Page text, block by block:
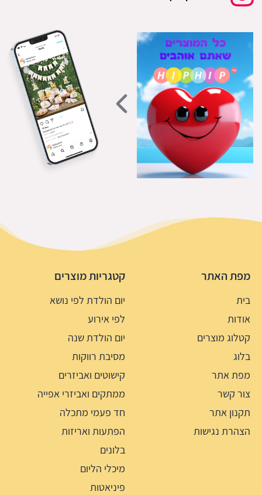
מפת האתר
בית
אודות
קטלוג מוצרים
בלוג
מפת אתר
צור קשר
תקנון אתר
הצהרת נגישות
קטגריות מוצרים
יום הולדת לפי נושא
לפי אירוע
יום הולדת שנה
מסיבת רווקות
קישוטים ואביזרים
ממתקים ואביזרי אפייה
חד פעמי מתכלה
הפתעות ואריזות
בלונים
מיכלי הליום
פיניאטות